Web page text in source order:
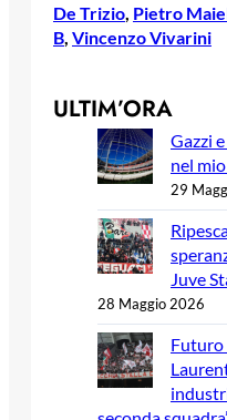
De Trizio, Pietro
B, Vincenzo Vivarini
ULTIM’ORA
Gazzi
nel
29
Juve
28 Maggio 2026
Futuro